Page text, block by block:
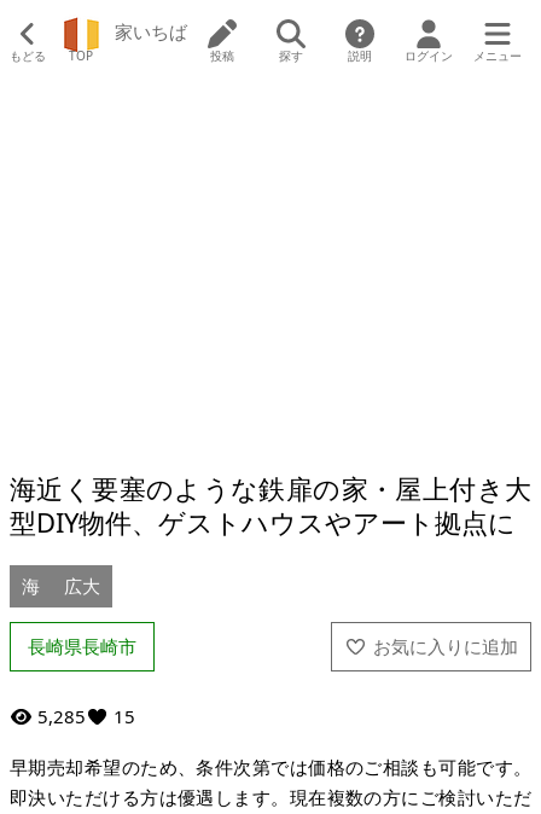
もどる TOP
家いちば
投稿 探す 説明 ログイン メニュー
海近く要塞のような鉄扉の家・屋上付き大
型DIY物件、ゲストハウスやアート拠点に
海 広大
長崎県長崎市
5,285 15
早期売却希望のため、条件次第では価格のご相談も可能です。
即決いただける方は優遇します。現在複数の方にご検討いただ